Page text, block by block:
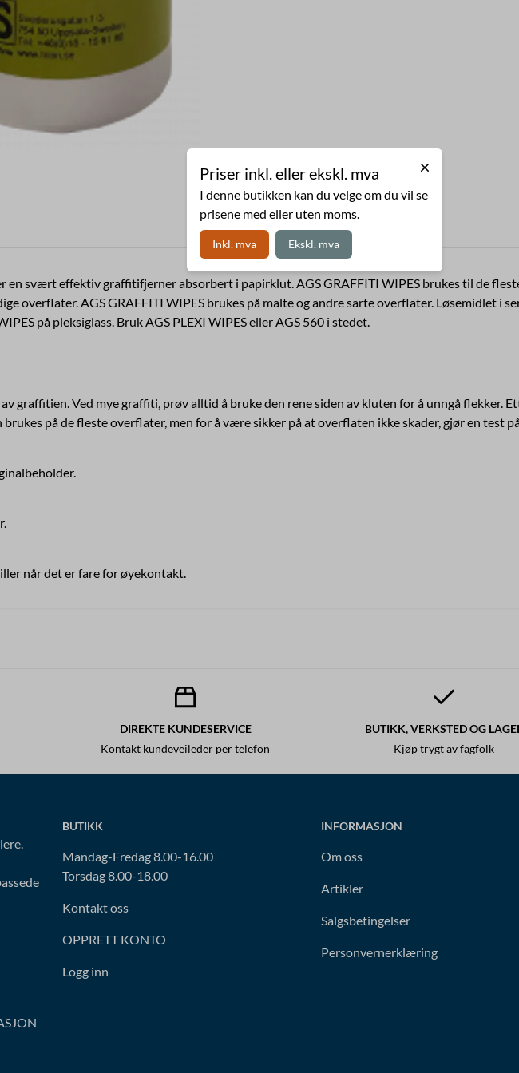
en svært effektiv graffitifjerner absorbert i papirklut. AGS GRAFFITI WIPES brukes til de
overflater. AGS GRAFFITI WIPES brukes på malte og andre sarte overflater. Løsemidlet i
på pleksiglass. Bruk AGS PLEXI WIPES eller AGS 560 i stedet.
graffitien. Ved mye graffiti, prøv alltid å bruke den rene siden av kluten for å unngå flekker.
brukes på de fleste overflater, men for å være sikker på at overflaten ikke skader, gjør en test
når det er fare for øyekontakt.
DIREKTE KUNDESERVICE
Kontakt kundeveileder per telefon
BUTIKK, VERKSTED OG
Kjøp trygt av fagfolk
BUTIKK
Mandag-Fredag 8.00-16.00
Torsdag 8.00-18.00
Kontakt oss
OPPRETT KONTO
Logg inn
INFORMASJON
Om oss
Artikler
Salgsbetingelser
Personvernerklæring
Priser inkl. eller ekskl. mva
I denne butikken kan du velge om du vil se
prisene med eller uten moms.
Inkl. mva Ekskl. mva